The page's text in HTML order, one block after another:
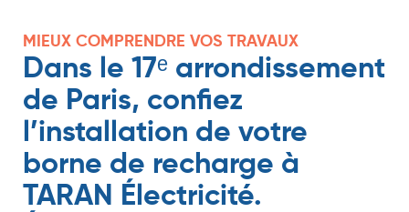
MIEUX COMPRENDRE VOS TRAVAUX
Dans le 17ᵉ arrondissement
de Paris, confiez
l’installation de votre
borne de recharge à
TARAN Électricité.